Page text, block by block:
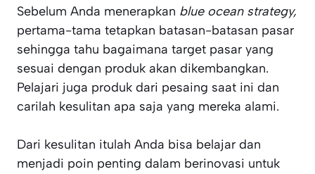
Sebelum Anda menerapkan blue ocean strategy,
pertama-tama tetapkan batasan-batasan pasar
sehingga tahu bagaimana target pasar yang
sesuai dengan produk akan dikembangkan.
Pelajari juga produk dari pesaing saat ini dan
carilah kesulitan apa saja yang mereka alami.
Dari kesulitan itulah Anda bisa belajar dan
menjadi poin penting dalam berinovasi untuk